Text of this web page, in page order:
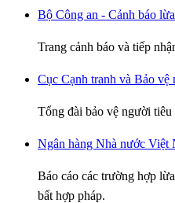
Bộ Công an - Cảnh báo
Trang cảnh báo và tiếp
Cục Cạnh tranh và Bảo vệ
Tổng đài bảo vệ người
Ngân hàng Nhà nước Việt
Báo cáo các trường hợp
bất hợp pháp.